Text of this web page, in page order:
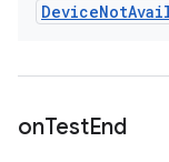
DeviceNot
onTestEnd